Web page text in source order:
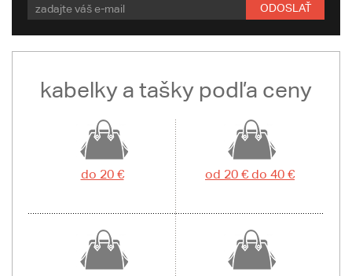
ODOSLAŤ
kabelky a tašky podľa ceny
do 20 € od 20 € do 40 €